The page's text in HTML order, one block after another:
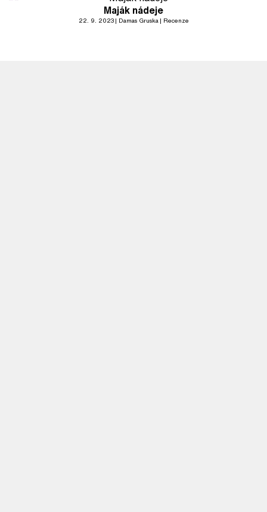
Maják nádeje
22. 9. 2023 Damas Gruska Recenze